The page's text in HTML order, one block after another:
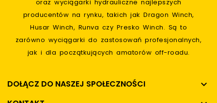
oraz wyciągarki hydrauliczne najlepszych
producentów na rynku, takich jak Dragon Winch,
Husar Winch, Runva czy Presko Winch. Są to
zarówno wyciągarki do zastosowań profesjonalnych,
jak i dla początkujących amatorów off-roadu.
DOŁĄCZ DO NASZEJ SPOŁECZNOŚCI 